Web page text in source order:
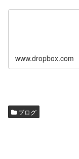
www.dropbox.com
ブログ